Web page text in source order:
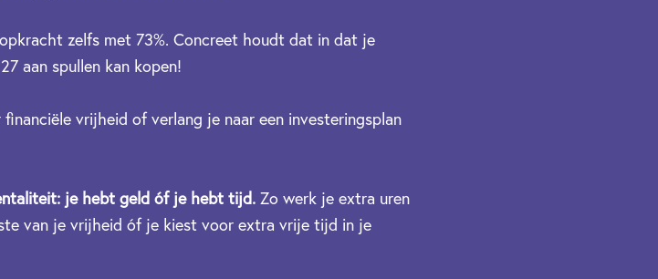
zelfs met 73%. Concreet houdt dat in dat je
aan spullen kan kopen!
vrijheid of verlang je naar een investeringsplan
je hebt geld óf je hebt tijd. Zo werk je extra uren
van je vrijheid óf je kiest voor extra vrije tijd in je